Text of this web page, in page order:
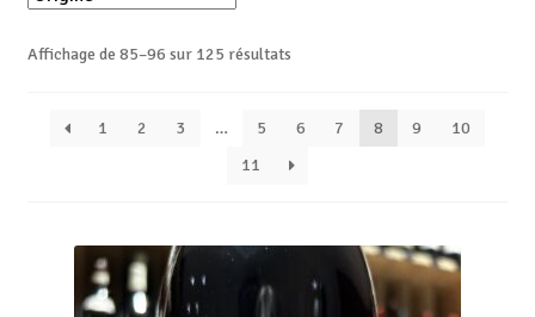
Affichage de 85–96 sur 125 résultats
1 2 3 … 5 6 7 8 9
10
11